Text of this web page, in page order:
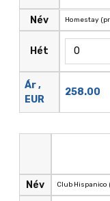
Név
Hét
Ár ,
EUR
Homestay
258.00
Név Club Hispanico